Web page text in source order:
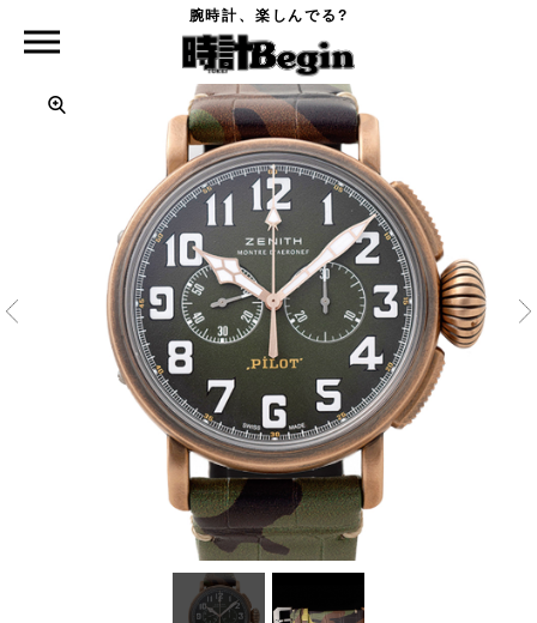
腕時計、楽しんでる?
パイロット タイプ20 クロノグラフ アドベンチャー